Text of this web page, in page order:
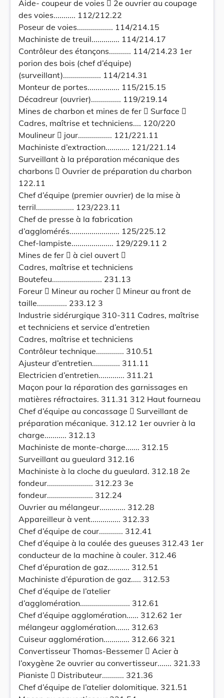
Aide- coupeur de voies  2e ouvrier au coupage
des voies........... 112/212.22
Poseur de voies.................. 114/214.15
Machiniste de treuil.............. 114/214.17
Contrôleur des étançons........... 114/214.23 1er
porion des bois (chef d’équipe)
(surveillant)................... 114/214.31
Monteur de portes................ 115/215.15
Décadreur (ouvrier)............... 119/219.14
Mines de charbon et mines de fer  Surface 
Cadres, maîtrise et techniciens.... 120/220
Moulineur  jour................. 121/221.11
Machiniste d’extraction............ 121/221.14
Surveillant à la préparation mécanique des
charbons  Ouvrier de préparation du charbon
122.11
Chef d’équipe (premier ouvrier) de la mise à
terril................... 123/223.11
Chef de presse à la fabrication
d’agglomérés......................... 125/225.12
Chef-lampiste..................... 129/229.11 2
Mines de fer  à ciel ouvert 
Cadres, maîtrise et techniciens
Boutefeu......................... 231.13
Foreur  Mineur au rocher  Mineur au front de
taille............... 233.12 3
Industrie sidérurgique 310-311 Cadres, maîtrise
et techniciens et service d’entretien
Cadres, maîtrise et techniciens
Contrôleur technique.............. 310.51
Ajusteur d’entretien.............. 311.11
Electricien d’entretien............. 311.21
Maçon pour la réparation des garnissages en
matières réfractaires. 311.31 312 Haut fourneau
Chef d’équipe au concassage  Surveillant de
préparation mécanique. 312.12 1er ouvrier à la
charge........... 312.13
Machiniste de monte-charge....... 312.15
Surveillant au gueulard 312.16
Machiniste à la cloche du gueulard. 312.18 2e
fondeur....................... 312.23 3e
fondeur....................... 312.24
Ouvrier au mélangeur............. 312.28
Appareilleur à vent............... 312.33
Chef d’équipe de cour............ 312.41
Chef d’équipe à la coulée des gueuses 312.43 1er
conducteur de la machine à couler. 312.46
Chef d’épuration de gaz........... 312.51
Machiniste d’épuration de gaz..... 312.53
Chef d’équipe de l’atelier
d’agglomération......................... 312.61
Chef d’équipe agglomération...... 312.62 1er
mélangeur agglomération....... 312.63
Cuiseur agglomération............. 312.66 321
Convertisseur Thomas-Bessemer  Acier à
l’oxygène 2e ouvrier au convertisseur....... 321.33
Pianiste  Distributeur........... 321.36
Chef d’équipe de l’atelier dolomitique. 321.51